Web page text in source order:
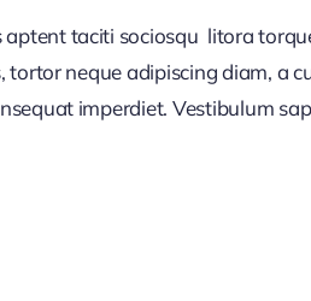
taciti sociosqu litora
neque adipiscing diam, a
imperdiet. Vestibulum